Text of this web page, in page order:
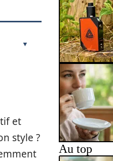
et
style ?
Au top